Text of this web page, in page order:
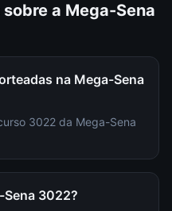
a Mega-Sena
na Mega-Sena
3022 da Mega-Sena
3022?